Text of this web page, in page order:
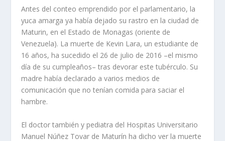
Antes del conteo emprendido por el parlamentario, la
yuca amarga ya había dejado su rastro en la ciudad de
Maturin, en el Estado de Monagas (oriente de
Venezuela). La muerte de Kevin Lara, un estudiante de
16 años, ha sucedido el 26 de julio de 2016 –el mismo
día de su cumpleaños– tras devorar este tubérculo. Su
madre había declarado a varios medios de
comunicación que no tenían comida para saciar el
hambre.
El doctor también y pediatra del Hospitas Universitario
Manuel Núñez Tovar de Maturín ha dicho ver la muerte